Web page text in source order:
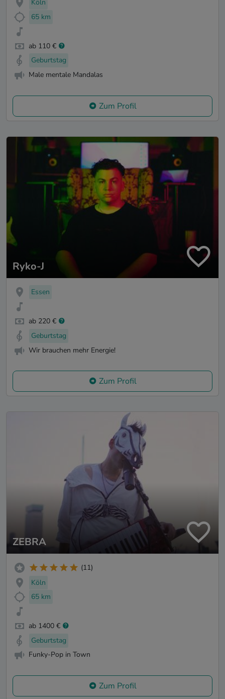
Köln
65 km
ab 110 €
Geburtstag
Male mentale Mandalas
Zum Profil
Ryko-J
Essen
ab 220 €
Geburtstag
Wir brauchen mehr Energie!
Zum Profil
ZEBRA
(11)
Köln
65 km
ab 1400 €
Geburtstag
Funky-Pop in Town
Zum Profil